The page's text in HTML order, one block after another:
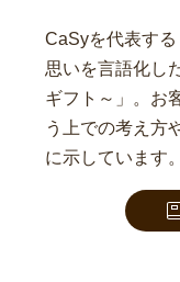
CaSyを代表す
思いを言語化し
ギフト～」。お
う上での考え方
に示しています。